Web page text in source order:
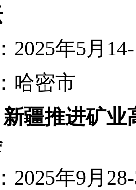
2025年5月
哈密市
新疆推进矿业
2025年9月